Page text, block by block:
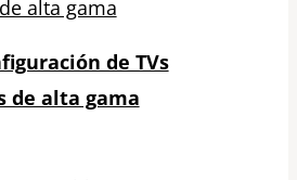
de TVs
de alta gama